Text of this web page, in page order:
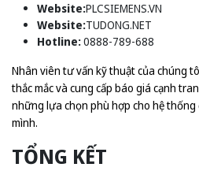
Website:PLCSIEMENS.VN
Website:TUDONG.NET
Hotline:0888-789-688
Nhân viên tư vấn kỹ thuật của chúng
thắc mắc và cung cấp báo giá cạnh
những lựa chọn phù hợp cho hệ thống
mình.
TỔNG KẾT